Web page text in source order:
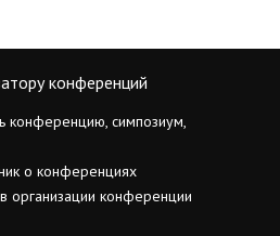
конференций
конференцию, симпозиум,
о конференциях
организации конференции